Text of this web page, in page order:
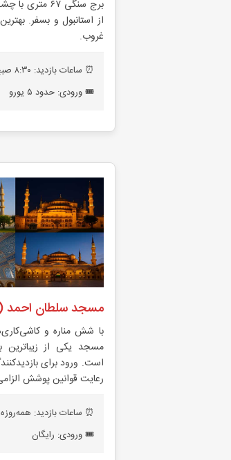
از استانبول و بسفر.
غروب.
⏰ ساعات بازدید: ۸:۳۰ صبح تا نیمه‌شب
🎟️ ورودی: حدود ۵ یورو
مسجد سلطان احمد
با شش مناره و
مسجد یکی از زیباترین
است. ورود برای
رعایت قوانین پوشش
⏰ ساعات بازدید:
🎟️ ورودی: رایگان